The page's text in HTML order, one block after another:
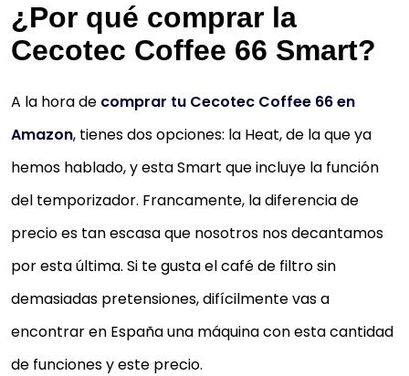
¿Por qué comprar la
Cecotec Coffee 66 Smart?
A la hora de comprar tu Cecotec Coffee 66 en
Amazon, tienes dos opciones: la Heat, de la que ya
hemos hablado, y esta Smart que incluye la función
del temporizador. Francamente, la diferencia de
precio es tan escasa que nosotros nos decantamos
por esta última. Si te gusta el café de filtro sin
demasiadas pretensiones, difícilmente vas a
encontrar en España una máquina con esta cantidad
de funciones y este precio.